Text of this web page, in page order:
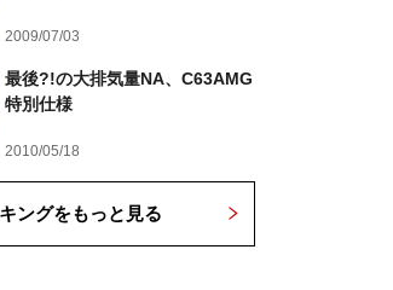
2009/07/03
最後?!の大排気量NA、C63AMG
特別仕様
2010/05/18
ングをもっと見る